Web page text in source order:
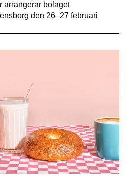
arrangerar bolaget
den 26–27 februari